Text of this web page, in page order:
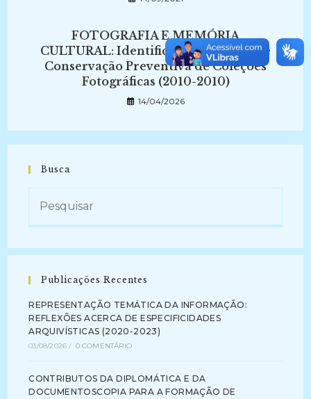
FOTOGRAFIA E MEMÓRIA
CULTURAL: Identificação, Descrição e
Conservação Preventiva de Coleções
Fotográficas (2010-2010)
14/04/2026
Busca
Publicações Recentes
REPRESENTAÇÃO TEMÁTICA DA INFORMAÇÃO:
REFLEXÕES ACERCA DE ESPECIFICIDADES
ARQUIVÍSTICAS (2020-2023)
03/08/2026 / 0 COMENTÁRIO
CONTRIBUTOS DA DIPLOMÁTICA E DA
DOCUMENTOSCOPIA PARA A FORMAÇÃO DE